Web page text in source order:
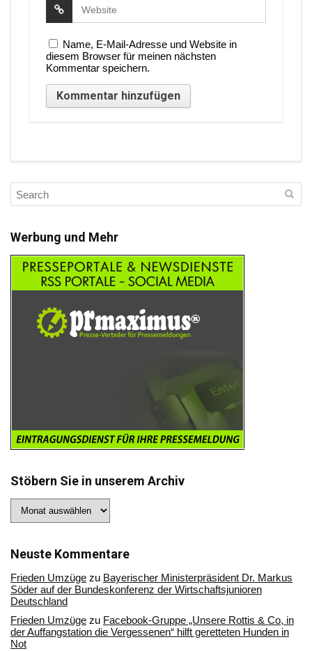
Name, E-Mail-Adresse und Website in
diesem Browser für meinen nächsten
Kommentar speichern.
Werbung und Mehr
Stöbern Sie in unserem Archiv
Sie
Archiv
Neuste Kommentare
Frieden Umzüge zu Bayerischer Ministerpräsident Dr. Markus
Söder auf der Bundeskonferenz der Wirtschaftsjunioren
Deutschland
Frieden Umzüge zu Facebook-Gruppe „Unsere Rottis & Co, in
der Auffangstation die Vergessenen“ hilft geretteten Hunden in
Not